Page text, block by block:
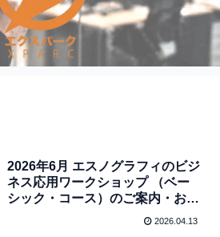
2026年6月 エスノグラフィのビジ
ネス応用ワークショップ （ベー
シック・コース）のご案内・お申
し込み（終了しました）
2026.04.13